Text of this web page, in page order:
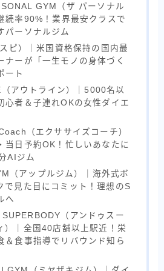
GYM（ザ パーソナル
続率90%！業界最安クラスで
パーソナルジム
ピ）｜米国資格保持の国内最
ナーが「一生モノの身体づく
ート
アウトライン）｜5000名以
心者＆子連れOKの女性ダイエ
（エクササイズコーチ）
当日予約OK！忙しいあなたに
AIジム
（アップルジム）｜海外式ボ
で見た目にコミット！理想のS
へ
（アンドゥスー
）｜全国40店舗以上駅近！栄
＆食事指導でリバウンド知ら